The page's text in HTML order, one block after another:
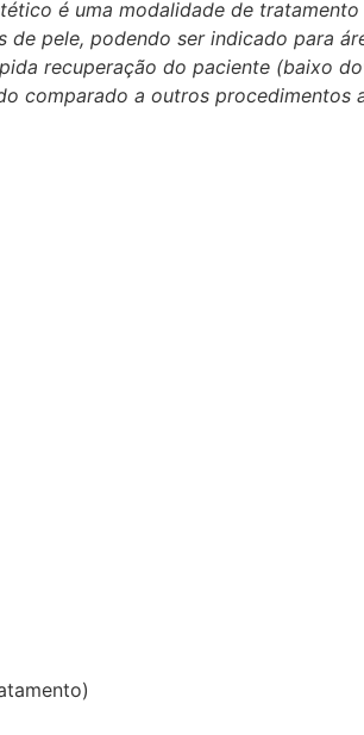
é uma modalidade de tratamento
pele, podendo ser indicado para
recuperação do paciente (baixo
comparado a outros procedimentos